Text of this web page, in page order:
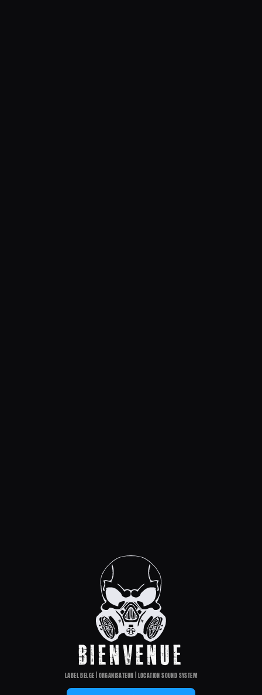
BIENVENUE
LABEL BELGE | ORGANISATEUR | LOCATION SOUND SYSTEM